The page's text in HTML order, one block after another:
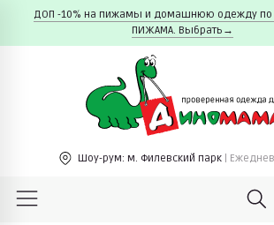
ДОП -10% на пижамы и домашнюю одежду по
ПИЖАМА. Выбрать→
Шоу-рум: м. Филевский парк |